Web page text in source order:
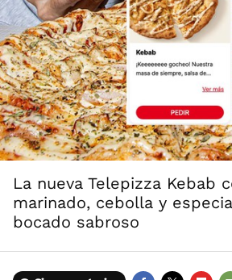
La nueva Telepizza Kebab
marinado, cebolla y
bocado sabroso